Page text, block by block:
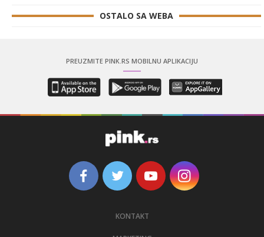
OSTALO SA WEBA
PREUZMITE PINK.RS MOBILNU APLIKACIJU
KONTAKT